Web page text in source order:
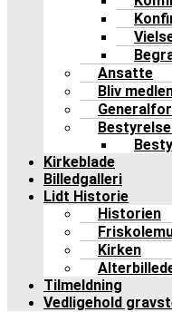
Ansatte
Bliv
Kirkeblade
Billedgalleri
Lidt Historie
Historien
Kirken
Tilmeldning
Vedligehold